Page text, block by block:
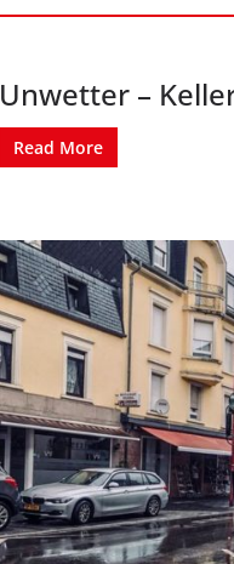
Unwetter –
Read More